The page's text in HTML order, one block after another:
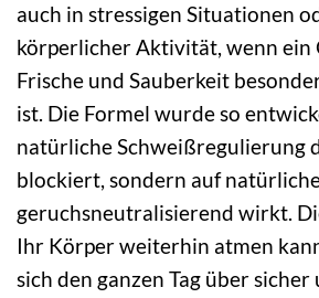
auch in stressigen Situationen
körperlicher Aktivität, wenn ein
Frische und Sauberkeit
ist. Die Formel wurde so
natürliche Schweißregulierung
blockiert, sondern auf
geruchsneutralisierend wirkt.
Ihr Körper weiterhin atmen
sich den ganzen Tag über